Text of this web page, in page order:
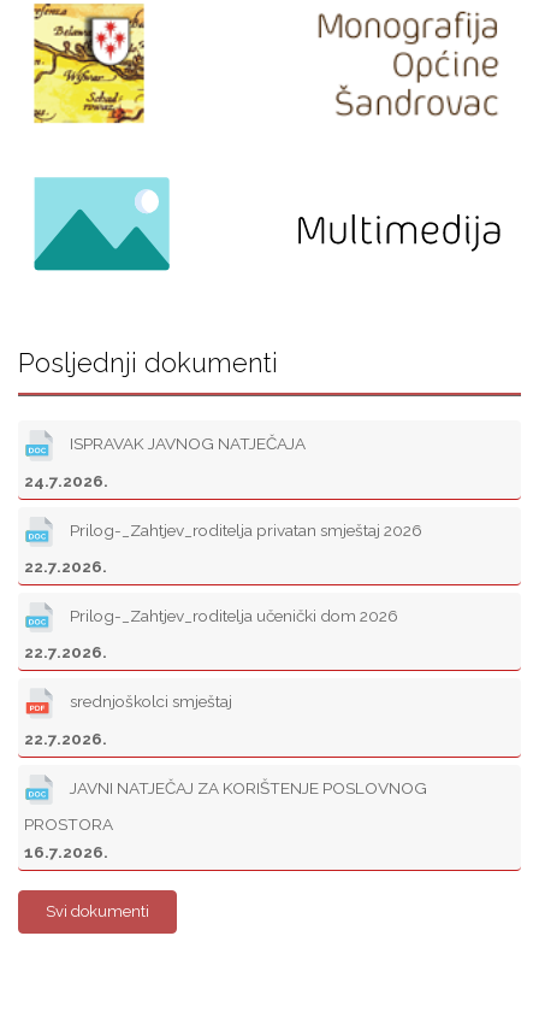
Posljednji dokumenti
ISPRAVAK JAVNOG NATJEČAJA
24.7.2026.
Prilog-_Zahtjev_roditelja privatan smještaj 2026
22.7.2026.
Prilog-_Zahtjev_roditelja učenički dom 2026
22.7.2026.
srednjoškolci smještaj
22.7.2026.
JAVNI NATJEČAJ ZA KORIŠTENJE POSLOVNOG
PROSTORA
16.7.2026.
Svi dokumenti